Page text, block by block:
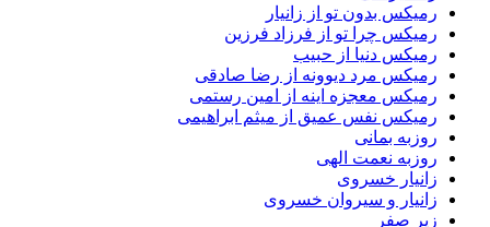
رمیکس بدون تو از زانیار
رمیکس چرا تو از فرزاد فرزین
رمیکس دنیا از حبیب
رمیکس مرد دیوونه از رضا صادقی
رمیکس معجزه اینه از امین رستمی
رمیکس نفس عمیق از میثم ابراهیمی
روزبه بمانی
روزبه نعمت الهی
زانیار خسروی
زانیار و سیروان خسروی
زیر صفر